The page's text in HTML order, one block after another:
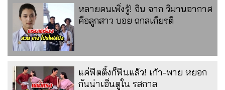
หลายคนเพิ่งรู้! จิน จาก วิมานอากาศ
คือลูกสาว บอย ถกลเกียรติ
แค่ฟิตติ้งก็ฟินแล้ว! เก้า-พาย หยอก
กันน่าเอ็นดูใน รสกาล